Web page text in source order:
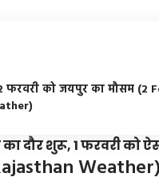
फरवरी को जयपुर का मौसम (2
दौर शुरू, 1 फरवरी को
Weather)